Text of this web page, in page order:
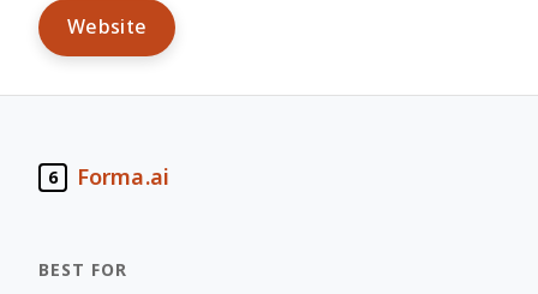
Website
6 Forma.ai